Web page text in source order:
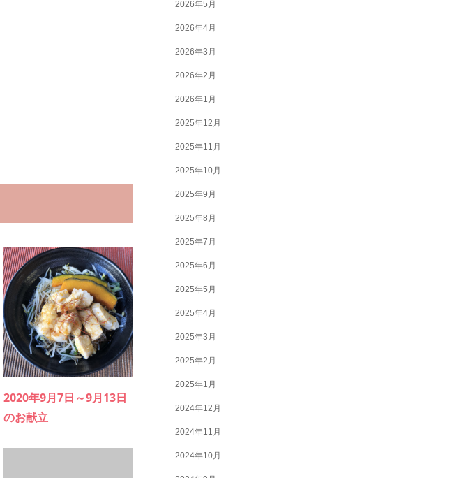
2020年9月7日～9月13日
のお献立
2026年5月
2026年4月
2026年3月
2026年2月
2026年1月
2025年12月
2025年11月
2025年10月
2025年9月
2025年8月
2025年7月
2025年6月
2025年5月
2025年4月
2025年3月
2025年2月
2025年1月
2024年12月
2024年11月
2024年10月